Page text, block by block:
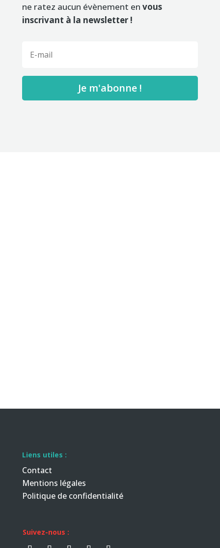
ne ratez aucun évènement en vous
inscrivant à la newsletter !
Je m'abonne !
Liens utiles :
Contact
Mentions légales
Politique de confidentialité
Suivez-nous :